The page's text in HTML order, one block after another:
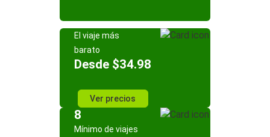
El viaje más
barato
Desde $34.98
Ver precios
8
Mínimo de viajes